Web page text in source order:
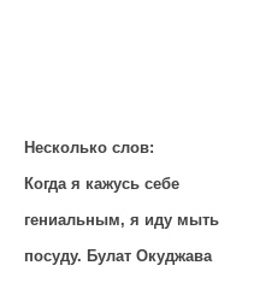
Несколько слов:
Когда я кажусь себе
гениальным, я иду мыть
посуду. Булат Окуджава